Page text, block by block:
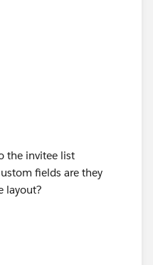
the invitee list
fields are they
layout?